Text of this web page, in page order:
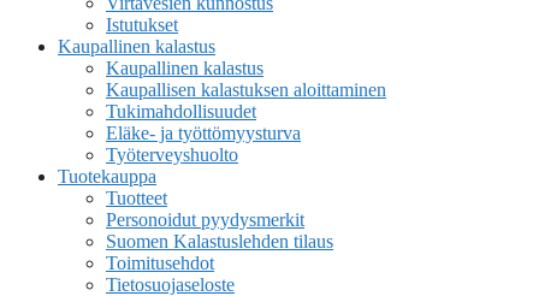
Istutukset
Kaupallinen kalastus
Kaupallinen kalastus
Kaupallisen kalastuksen aloittaminen
Tukimahdollisuudet
Eläke- ja työttömyysturva
Työterveyshuolto
Tuotekauppa
Tuotteet
Personoidut pyydysmerkit
Suomen Kalastuslehden tilaus
Toimitusehdot
Tietosuojaseloste